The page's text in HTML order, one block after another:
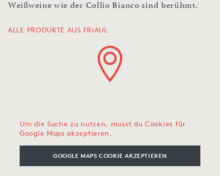
Weißweine wie der Collio Bianco sind berühmt.
ALLE PRODUKTE AUS FRIAUL
Um die Suche zu nutzen, musst du Cookies für
Google Maps akzeptieren.
GOOGLE MAPS COOKIE AKZEPTIEREN